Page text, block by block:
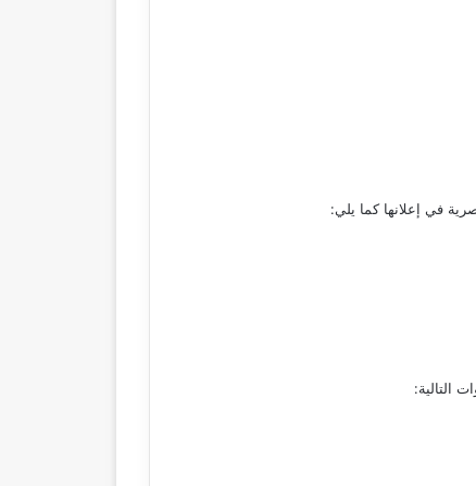
في إعلانها كما يلي:
التالية: